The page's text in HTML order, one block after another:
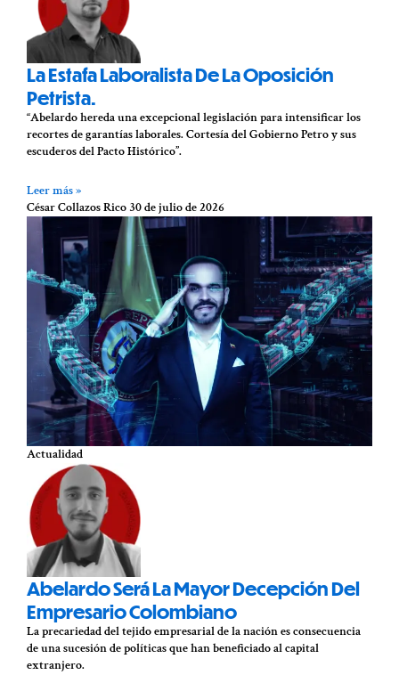
La Estafa Laboralista De La Oposición
Petrista.
“Abelardo hereda una excepcional legislación para intensificar los
recortes de garantías laborales. Cortesía del Gobierno Petro y sus
escuderos del Pacto Histórico”.
Leer más »
César Collazos Rico 30 de julio de 2026
Actualidad
Abelardo Será La Mayor Decepción Del
Empresario Colombiano
La precariedad del tejido empresarial de la nación es consecuencia
de una sucesión de políticas que han beneficiado al capital
extranjero.